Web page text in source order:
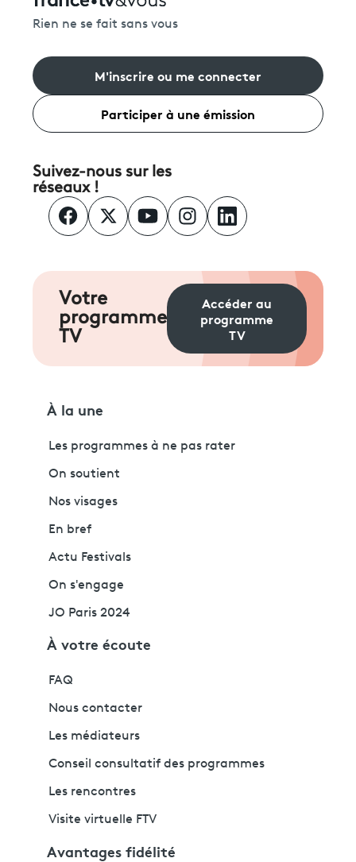
Rien ne se fait sans vous
M'inscrire ou me connecter
Participer à une émission
Suivez-nous sur les
réseaux !
Votre
programme
TV
Accéder au
programme
TV
À la une
Les programmes à ne pas rater
On soutient
Nos visages
En bref
Actu Festivals
On s'engage
JO Paris 2024
À votre écoute
FAQ
Nous contacter
Les médiateurs
Conseil consultatif des programmes
Les rencontres
Visite virtuelle FTV
Avantages fidélité